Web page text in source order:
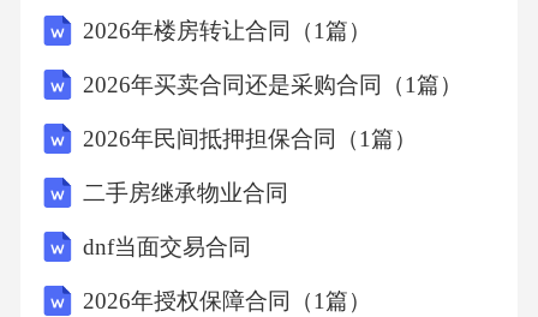
2026年楼房转让合同（1篇）
2026年买卖合同还是采购合同（1篇）
2026年民间抵押担保合同（1篇）
二手房继承物业合同
dnf当面交易合同
2026年授权保障合同（1篇）